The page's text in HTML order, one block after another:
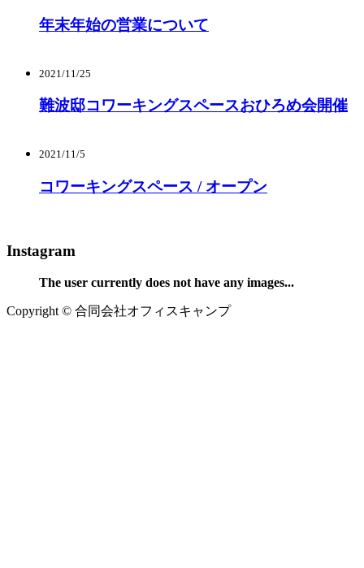
年末年始の営業について
2021/11/25
難波邸コワーキングスペースおひろめ会開催
2021/11/5
コワーキングスペース / オープン
Instagram
The user currently does not have any images...
Copyright © 合同会社オフィスキャンプ